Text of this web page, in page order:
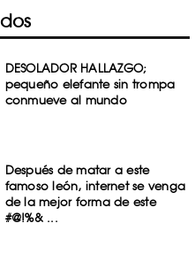
DESOLADOR HALLAZGO;
pequeño elefante sin trompa
conmueve al mundo
Después de matar a este
famoso león, internet se venga
de la mejor forma de este
#@!%& ...